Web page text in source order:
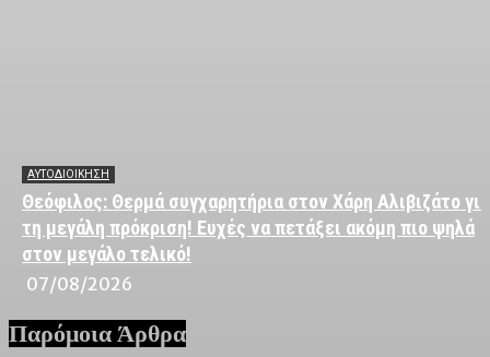
ΑΥΤΟΔΙΟΙΚΗΣΗ
Θεόφιλος: Θερμά συγχαρητήρια στον Χάρη Αλιβιζάτο για
τη μεγάλη πρόκριση! Ευχές να πετάξει ακόμη πιο ψηλά
στον μεγάλο τελικό!
07/08/2026
Παρόμοια Άρθρα